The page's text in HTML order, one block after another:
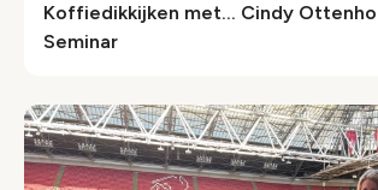
Koffiedikkijken met… Cindy
Seminar